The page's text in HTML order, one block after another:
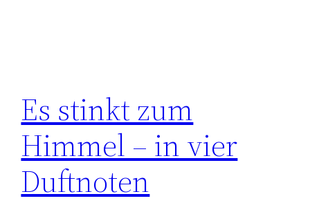
Es stinkt zum
Himmel – in vier
Duftnoten